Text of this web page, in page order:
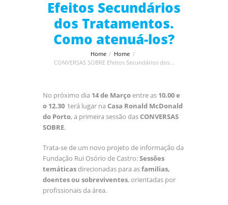
Efeitos Secundários
dos Tratamentos.
Como atenuá-los?
Home
Home
CONVERSAS SOBRE Efeitos Secundários dos...
No próximo dia 14 de Marçoentre as 10.00 e
o 12.30 terá lugar na Casa Ronald McDonald
do Porto, a primeira sessão dasCONVERSAS
SOBRE.
Trata-se de um novo projeto de informação da
Fundação Rui Osório de Castro:Sessões
temáticasdirecionadas para asfamilias,
doentes ou sobreviventes, orientadas por
profissionais da área.